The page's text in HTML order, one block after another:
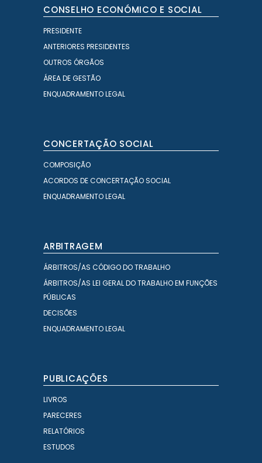
CONSELHO ECONÓMICO E SOCIAL
PRESIDENTE
ANTERIORES PRESIDENTES
OUTROS ÓRGÃOS
ÁREA DE GESTÃO
ENQUADRAMENTO LEGAL
CONCERTAÇÃO SOCIAL
COMPOSIÇÃO
ACORDOS DE CONCERTAÇÃO SOCIAL
ENQUADRAMENTO LEGAL
ARBITRAGEM
ÁRBITROS/AS CÓDIGO DO TRABALHO
ÁRBITROS/AS LEI GERAL DO TRABALHO EM FUNÇÕES
PÚBLICAS
DECISÕES
ENQUADRAMENTO LEGAL
PUBLICAÇÕES
LIVROS
PARECERES
RELATÓRIOS
ESTUDOS